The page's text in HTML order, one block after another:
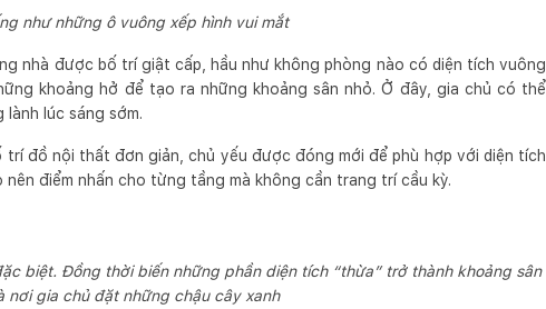
như những ô vuông xếp hình vui mắt
nhà được bố trí giật cấp, hầu như không phòng nào có diện tích vuông
khoảng hở để tạo ra những khoảng sân nhỏ. Ở đây, gia chủ có thể
lúc sáng sớm.
đồ nội thất đơn giản, chủ yếu được đóng mới để phù hợp với diện tích
điểm nhấn cho từng tầng mà không cần trang trí cầu kỳ.
biệt. Đồng thời biến những phần diện tích “thừa” trở thành khoảng sân
nơi gia chủ đặt những chậu cây xanh